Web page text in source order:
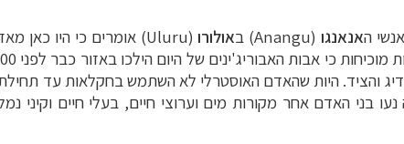
האנאנגו (Anangu) באולורו (Uluru) אומרים כי היו כאן
מוכיחות כי אבות האבוריג'ינים של היום הילכו באזור כבר לפני
והציד. היות שהאדם האוסטרלי לא השתמש בחקלאות עד
בני האדם אחר מקורות מים וערוצי חיים, בעלי חיים וקיני